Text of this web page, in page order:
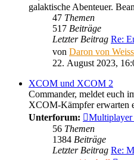
galaktische Abenteuer.
47 Themen
517 Beiträge
Letzter Beitrag Re:
von Daron von
22. August 2023,
XCOM und XCOM 2
Commander, meldet euch
XCOM-Kämpfer erwarten
Unterforum:
56 Themen
1384 Beiträge
Letzter Beitrag Re: